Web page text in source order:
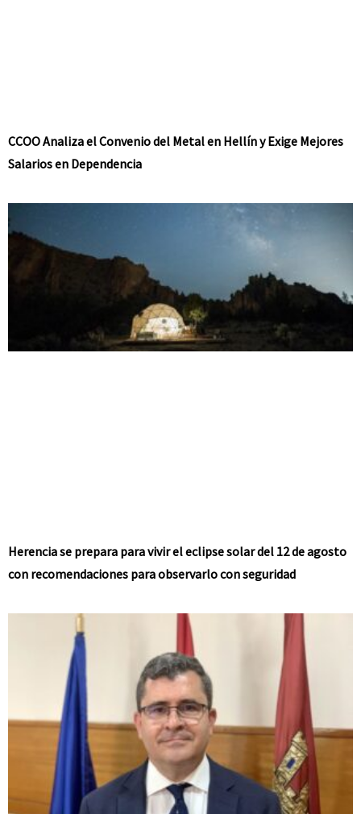
CCOO Analiza el Convenio del Metal en Hellín y Exige Mejores
Salarios en Dependencia
Herencia se prepara para vivir el eclipse solar del 12 de agosto
con recomendaciones para observarlo con seguridad